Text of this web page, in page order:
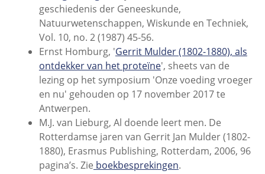
geschiedenis der Geneeskunde,
Natuurwetenschappen, Wiskunde en Techniek,
Vol. 10, no. 2 (1987) 45-56.
Ernst Homburg, 'Gerrit Mulder (1802-1880), als
ontdekker van het proteïne', sheets van de
lezing op het symposium 'Onze voeding vroeger
en nu' gehouden op 17 november 2017 te
Antwerpen.
M.J. van Lieburg, Al doende leert men. De
Rotterdamse jaren van Gerrit Jan Mulder (1802-
1880), Erasmus Publishing, Rotterdam, 2006, 96
pagina’s. Zie boekbesprekingen.